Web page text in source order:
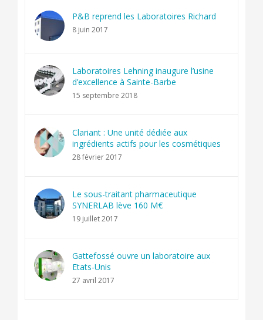
P&B reprend les Laboratoires Richard
8 juin 2017
Laboratoires Lehning inaugure l’usine
d’excellence à Sainte-Barbe
15 septembre 2018
Clariant : Une unité dédiée aux
ingrédients actifs pour les cosmétiques
28 février 2017
Le sous-traitant pharmaceutique
SYNERLAB lève 160 M€
19 juillet 2017
Gattefossé ouvre un laboratoire aux
Etats-Unis
27 avril 2017